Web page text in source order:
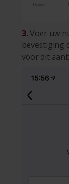
3.Voer uw
bevestiging
voor dit